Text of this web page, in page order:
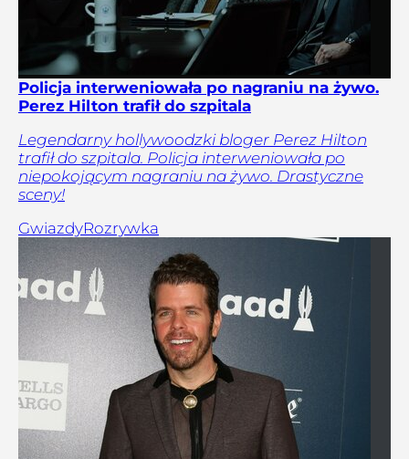
Policja interweniowała po nagraniu na żywo.
Perez Hilton trafił do szpitala
Legendarny hollywoodzki bloger Perez Hilton
trafił do szpitala. Policja interweniowała po
niepokojącym nagraniu na żywo. Drastyczne
sceny!
GwiazdyRozrywka